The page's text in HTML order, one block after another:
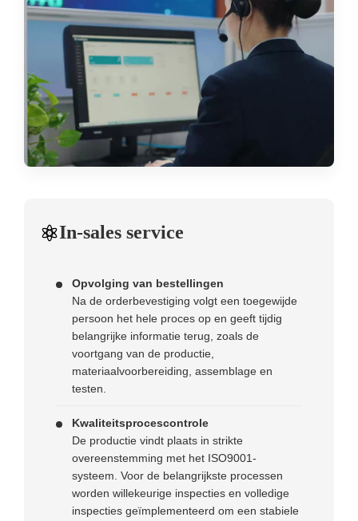
In-sales service
Opvolging van bestellingen
Na de orderbevestiging volgt een toegewijde
persoon het hele proces op en geeft tijdig
belangrijke informatie terug, zoals de
voortgang van de productie,
materiaalvoorbereiding, assemblage en
testen.
Kwaliteitsprocescontrole
De productie vindt plaats in strikte
overeenstemming met het ISO9001-
systeem. Voor de belangrijkste processen
worden willekeurige inspecties en volledige
inspecties geïmplementeerd om een ​​stabiele